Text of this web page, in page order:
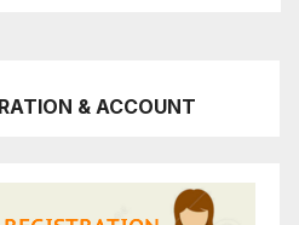
& ACCOUNT